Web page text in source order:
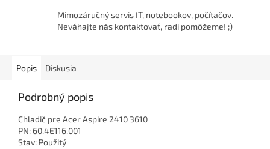
Mimozáručný servis IT, notebookov, počítačov.
Neváhajte nás kontaktovať, radi pomôžeme! ;)
Popis Diskusia
Podrobný popis
Chladič pre Acer Aspire 2410 3610
PN: 60.4E116.001
Stav: Použitý